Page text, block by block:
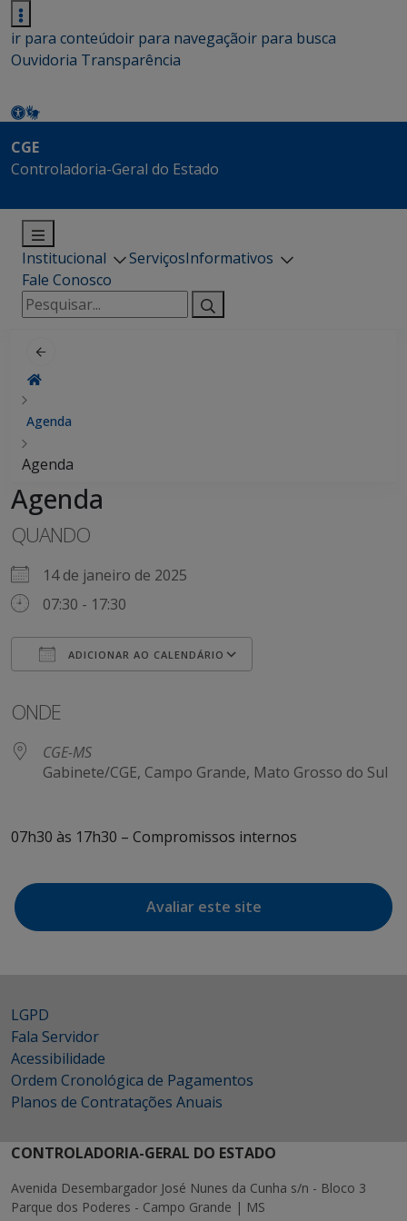
ir para conteúdoir para navegaçãoir para busca
Ouvidoria Transparência
CGE
Controladoria-Geral do Estado
Institucional ServiçosInformativos
Fale Conosco
Pesquisar
por:
Agenda
Agenda
Agenda
QUANDO
14 de janeiro de 2025
07:30 - 17:30
ADICIONAR AO CALENDÁRIO
ONDE
CGE-MS
Gabinete/CGE, Campo Grande, Mato Grosso do Sul
07h30 às 17h30 – Compromissos internos
Avaliar este site
LGPD
Fala Servidor
Acessibilidade
Ordem Cronológica de Pagamentos
Planos de Contratações Anuais
CONTROLADORIA-GERAL DO ESTADO
Avenida Desembargador José Nunes da Cunha s/n - Bloco 3
Parque dos Poderes - Campo Grande | MS